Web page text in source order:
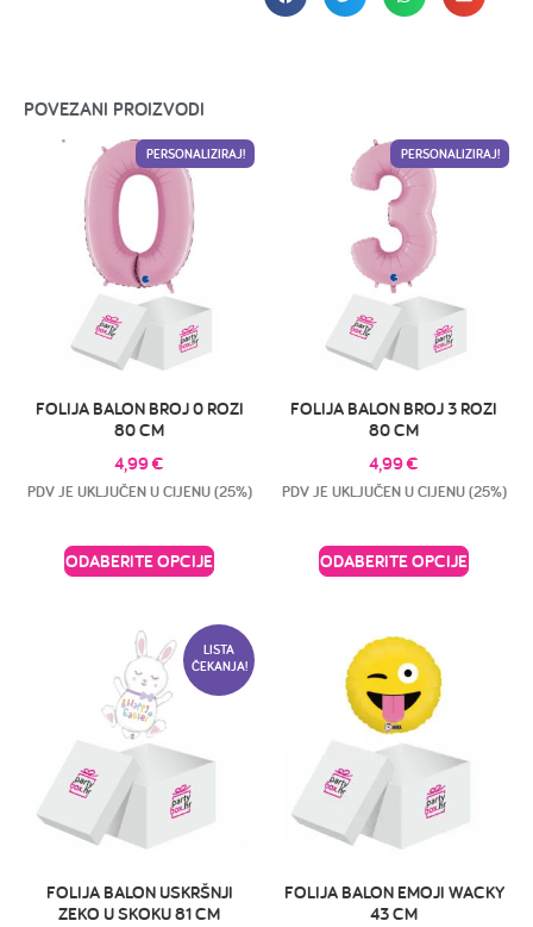
POVEZANI PROIZVODI
PERSONALIZIRAJ!
FOLIJA BALON BROJ 0 ROZI
80 CM
4,99€
PDV JE UKLJUČEN U CIJENU (25%)
ODABERITE OPCIJE
PERSONALIZIRAJ!
FOLIJA BALON BROJ 3 ROZI
80 CM
4,99€
PDV JE UKLJUČEN U CIJENU (25%)
ODABERITE OPCIJE
LISTA
ČEKANJA!
FOLIJA BALON USKRŠNJI
ZEKO U SKOKU 81 CM
FOLIJA BALON EMOJI WACKY
43 CM